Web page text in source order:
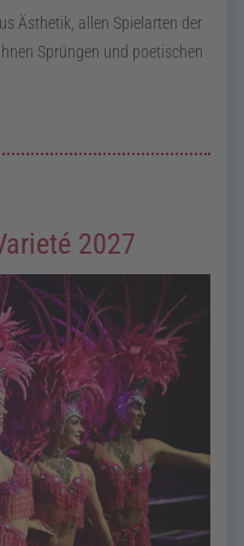
Ästhetik, allen Spielarten der
Sprüngen und poetischen
2027